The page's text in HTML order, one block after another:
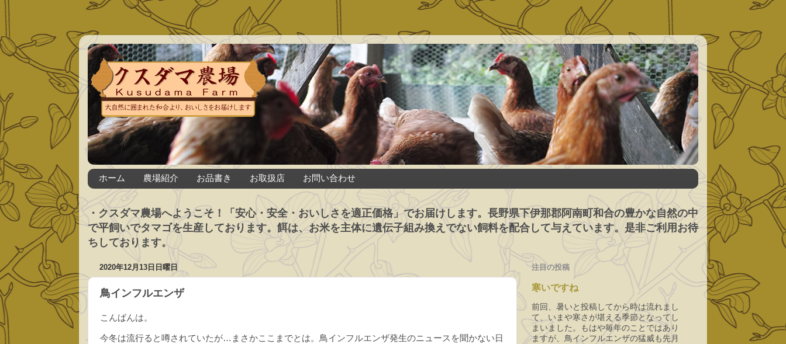
ホーム 農場紹介 お品書き お取扱店 お問い合わせ
・クスダマ農場へようこそ！「安心・安全・おいしさを適正価格」でお届けします。長野県下伊那郡阿南町和合の豊かな自然の中
で平飼いでタマゴを生産しております。餌は、お米を主体に遺伝子組み換えでない飼料を配合して与えています。是非ご利用お待
ちしております。
2020年12月13日日曜日
鳥インフルエンザ
こんばんは。
今冬は流行ると噂されていたが…まさかここまでとは。鳥インフルエンザ発生のニュースを聞かない日
注目の投稿
寒いですね
前回、暑いと投稿してから時は流れまし
て、いまや寒さが堪える季節となってし
まいました。もはや毎年のことではあり
ますが、鳥インフルエンザの猛威も先月